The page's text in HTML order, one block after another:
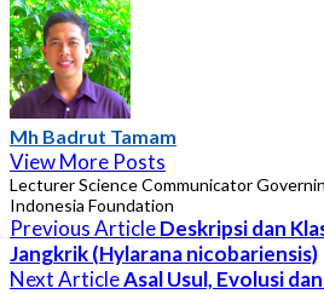
Mh Badrut Tamam
View More Posts
Lecturer Science Communicator
Indonesia Foundation
Previous ArticleDeskripsi dan
Jangkrik (Hylarana nicobariensis)
Next ArticleAsal Usul, Evolusi